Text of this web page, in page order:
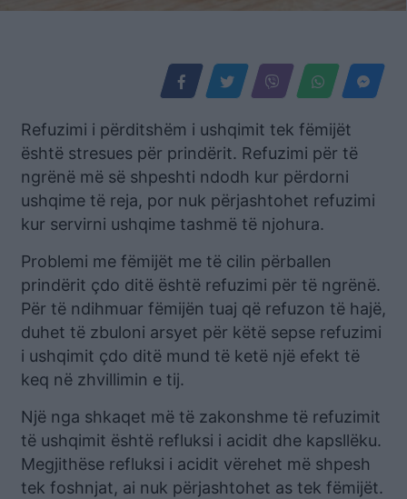
Refuzimi i përditshëm i ushqimit tek fëmijët
është stresues për prindërit. Refuzimi për të
ngrënë më së shpeshti ndodh kur përdorni
ushqime të reja, por nuk përjashtohet refuzimi
kur servirni ushqime tashmë të njohura.
Problemi me fëmijët me të cilin përballen
prindërit çdo ditë është refuzimi për të ngrënë.
Për të ndihmuar fëmijën tuaj që refuzon të hajë,
duhet të zbuloni arsyet për këtë sepse refuzimi
i ushqimit çdo ditë mund të ketë një efekt të
keq në zhvillimin e tij.
Një nga shkaqet më të zakonshme të refuzimit
të ushqimit është refluksi i acidit dhe kapsllëku.
Megjithëse refluksi i acidit vërehet më shpesh
tek foshnjat, ai nuk përjashtohet as tek fëmijët.